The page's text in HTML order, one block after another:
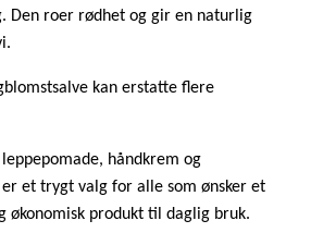
Den roer rødhet og gir en naturlig
kan erstatte flere
håndkrem og
er et trygt valg for alle som ønsker et
økonomisk produkt til daglig bruk.